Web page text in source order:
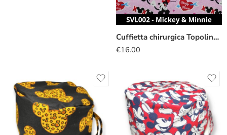
Cuffietta chirurgica Topolino Minnie sposi
€16.00